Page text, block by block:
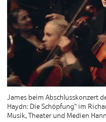
James beim Abschlusskonzert
Haydn: Die Schöpfung“ im
Musik, Theater und Medien